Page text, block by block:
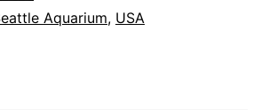
Seattle
Aquarium, USA